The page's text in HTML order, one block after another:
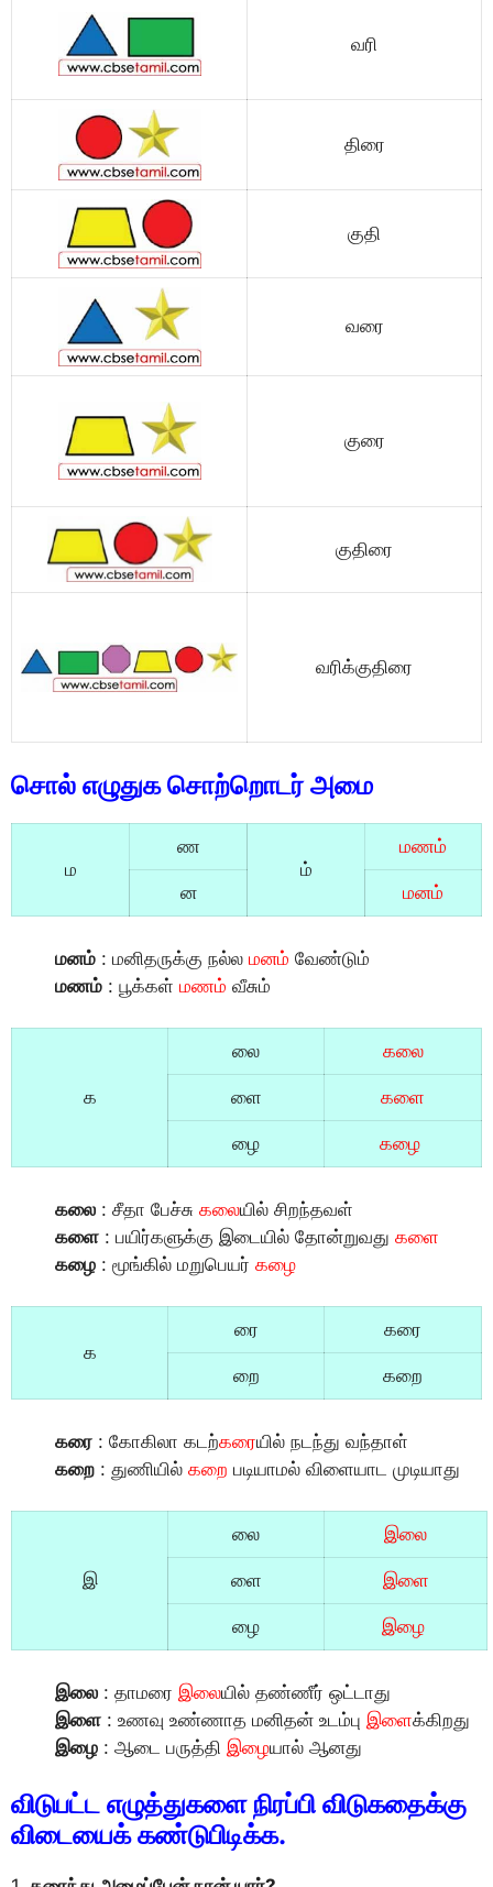
வரி
திரை
குதி
வரை
குரை
குதிரை
வரிக்குதிரை
சொல் எழுதுக சொற்றொடர் அமை
ம
ண
ம்
மணம்
ன மனம்
மனம் : மனிதருக்கு நல்ல மனம் வேண்டும்
மணம் : பூக்கள் மணம் வீசும்
க
லை கலை
ளை களை
ழை கழை
கலை : சீதா பேச்சு கலையில் சிறந்தவள்
களை : பயிர்களுக்கு இடையில் தோன்றுவது களை
கழை : மூங்கில் மறுபெயர் கழை
க
ரை கரை
றை கறை
கரை : கோகிலா கடற்கரையில் நடந்து வந்தாள்
கறை : துணியில் கறை படியாமல் விளையாட முடியாது
இ
லை இலை
ளை இளை
ழை இழை
இலை : தாமரை இலையில் தண்ணீர் ஒட்டாது
இளை : உணவு உண்ணாத மனிதன் உடம்பு இளைக்கிறது
இழை : ஆடை பருத்தி இழையால் ஆனது
விடுபட்ட எழுத்துகளை நிரப்பி விடுகதைக்கு
விடையைக் கண்டுபிடிக்க.